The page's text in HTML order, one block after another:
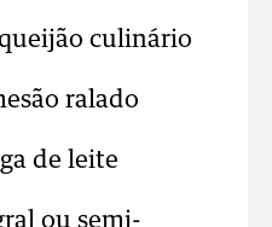
culinário
ralado
de leite
ou semi-